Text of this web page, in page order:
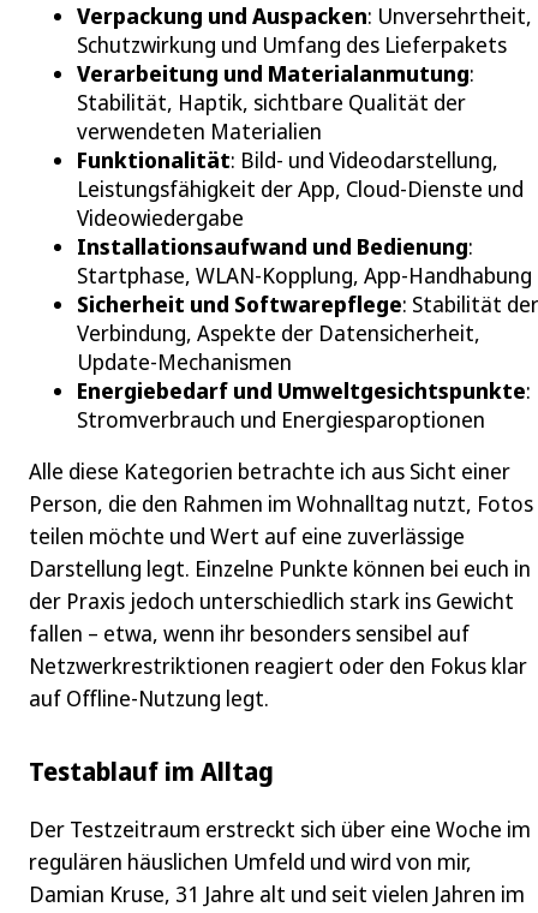
Verpackung und Auspacken: Unversehrtheit,
Schutzwirkung und Umfang des Lieferpakets
Verarbeitung und Materialanmutung:
Stabilität, Haptik, sichtbare Qualität der
verwendeten Materialien
Funktionalität: Bild- und Videodarstellung,
Leistungsfähigkeit der App, Cloud-Dienste und
Videowiedergabe
Installationsaufwand und Bedienung:
Startphase, WLAN-Kopplung, App-Handhabung
Sicherheit und Softwarepflege: Stabilität der
Verbindung, Aspekte der Datensicherheit,
Update-Mechanismen
Energiebedarf und Umweltgesichtspunkte:
Stromverbrauch und Energiesparoptionen
Alle diese Kategorien betrachte ich aus Sicht einer
Person, die den Rahmen im Wohnalltag nutzt, Fotos
teilen möchte und Wert auf eine zuverlässige
Darstellung legt. Einzelne Punkte können bei euch in
der Praxis jedoch unterschiedlich stark ins Gewicht
fallen – etwa, wenn ihr besonders sensibel auf
Netzwerkrestriktionen reagiert oder den Fokus klar
auf Offline-Nutzung legt.
Testablauf im Alltag
Der Testzeitraum erstreckt sich über eine Woche im
regulären häuslichen Umfeld und wird von mir,
Damian Kruse, 31 Jahre alt und seit vielen Jahren im